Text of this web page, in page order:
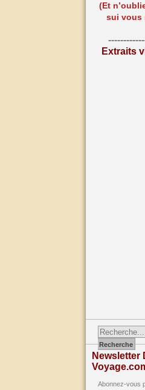
(Et
sui vous
Extraits
Newsletter
Abonnez-vous